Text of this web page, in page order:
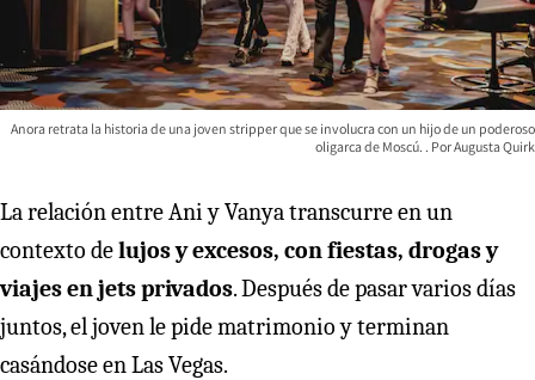
Anora retrata la historia de una joven stripper que se involucra con un hijo de un poderoso
oligarca de Moscú.
Augusta Quirk
La relación entre Ani y Vanya transcurre en un
contexto delujos y excesos, con fiestas, drogas y
viajes en jets privados. Después de pasar varios días
juntos, el joven le pide matrimonio y terminan
casándose en Las Vegas.